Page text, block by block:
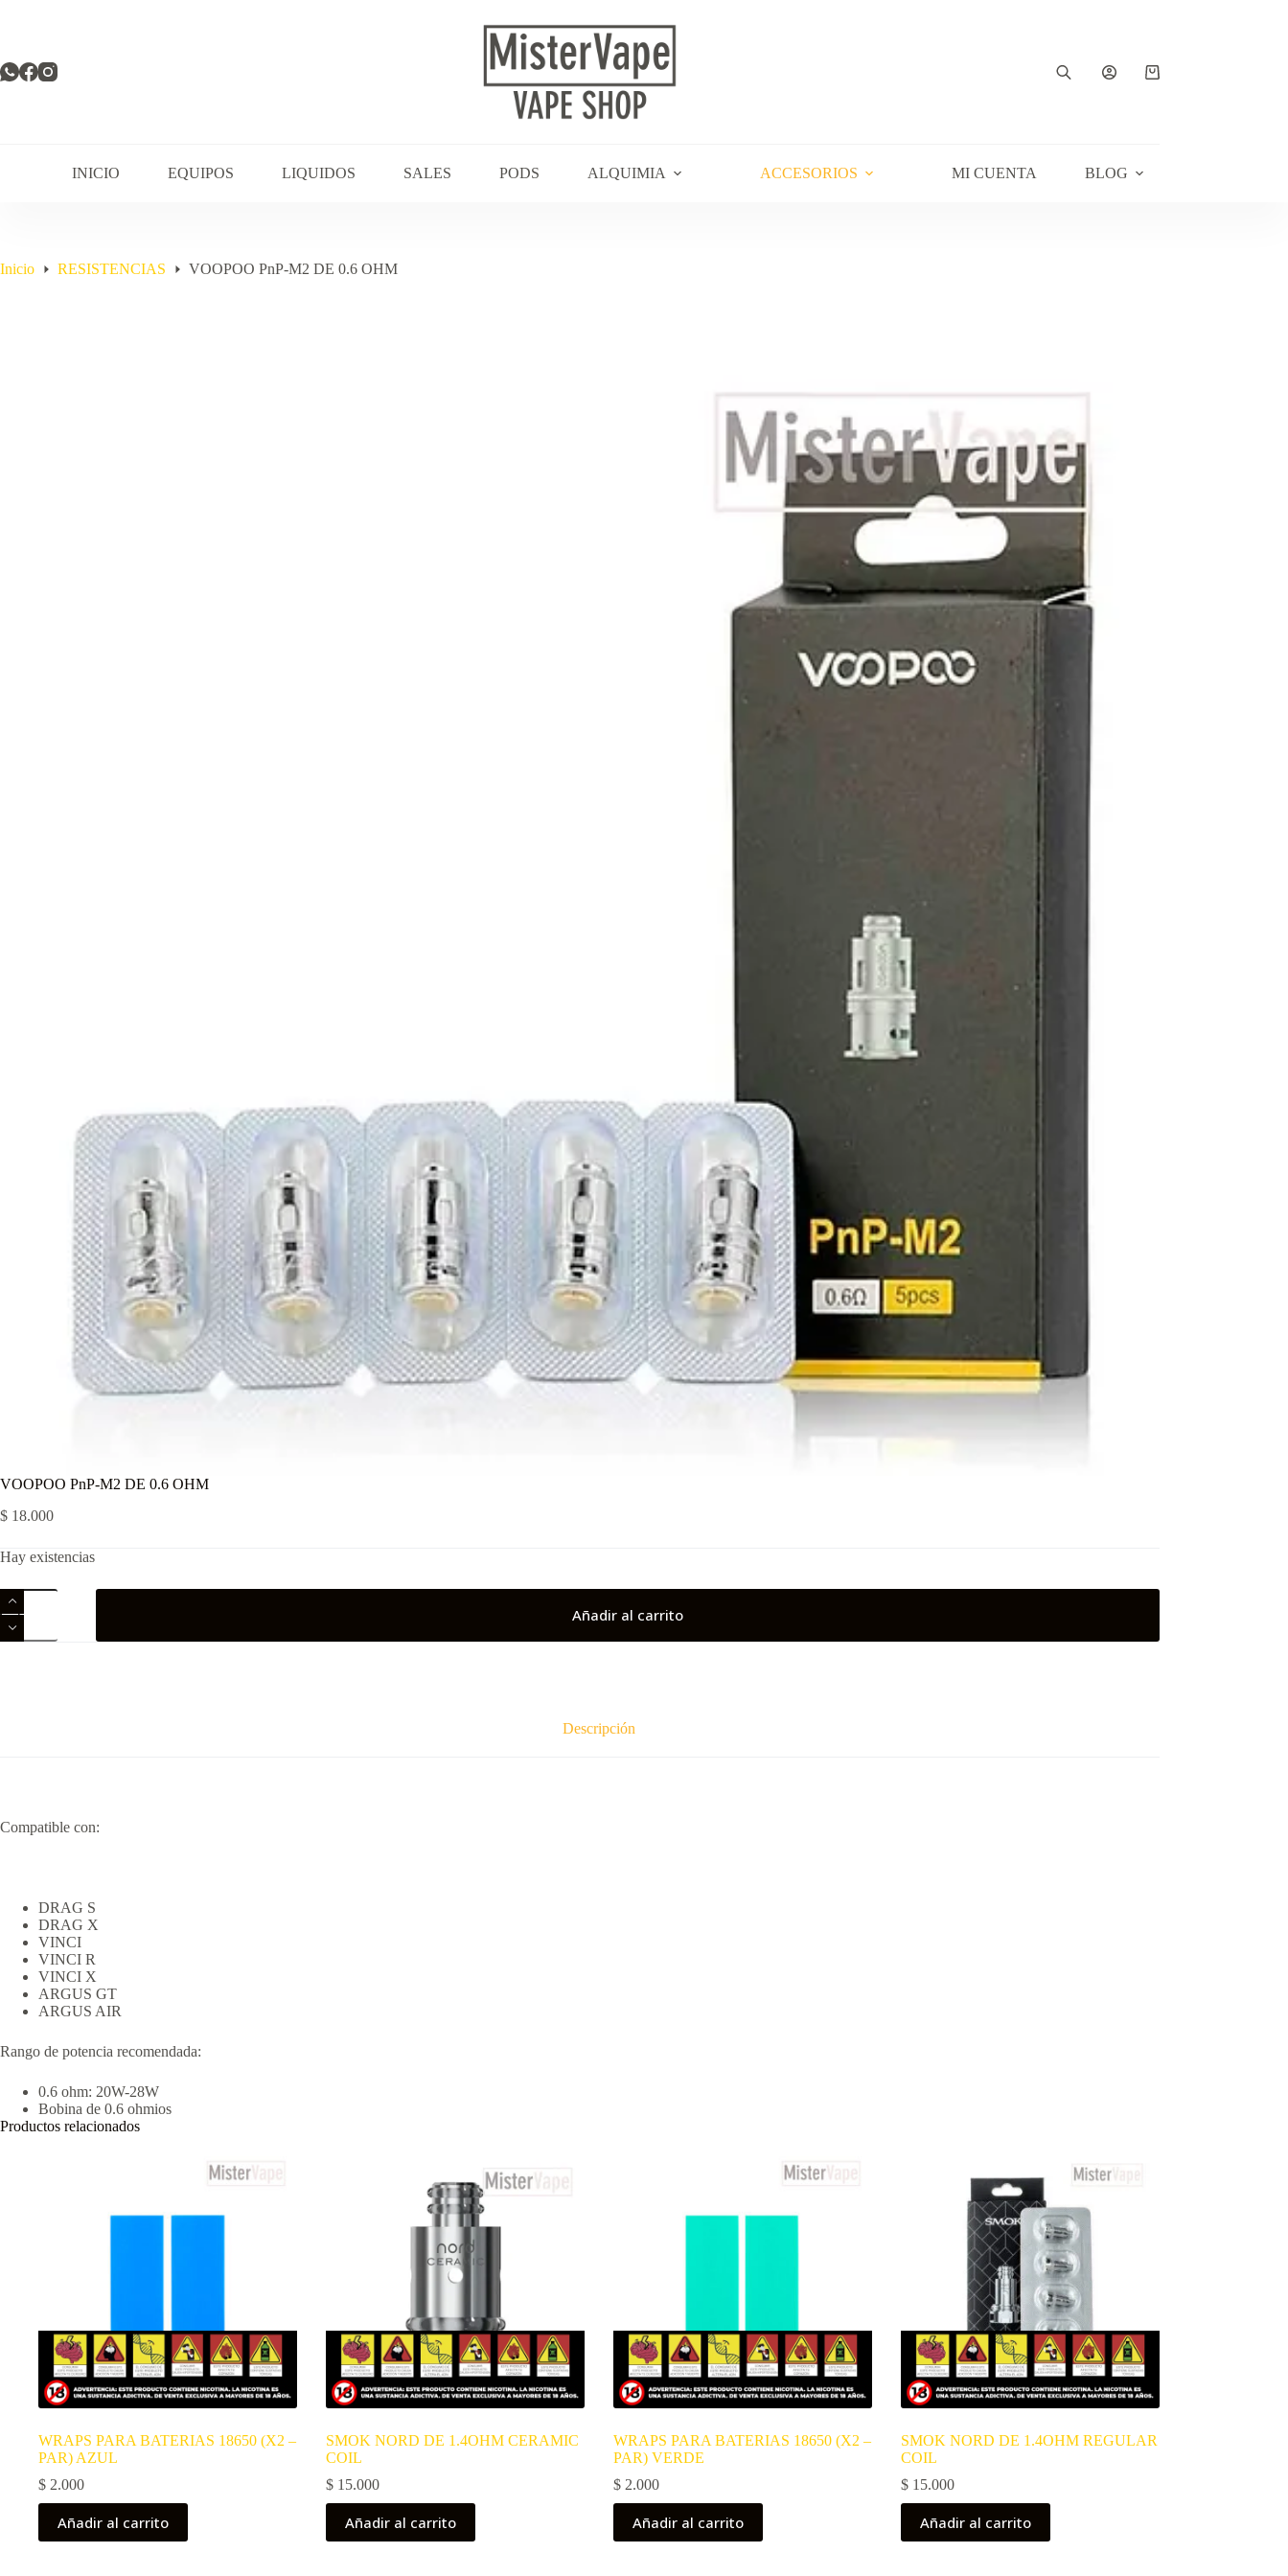
Carro
INICIO EQUIPOS LIQUIDOS SALES PODS ALQUIMIA ACCESORIOS MI CUENTA BLOG
Inicio RESISTENCIAS VOOPOO PnP-M2 DE 0.6 OHM
VOOPOO PnP-M2 DE 0.6 OHM
$ 18.000
Hay existencias
VOOPOO
PnP-
M2
DE
Añadir al carrito
Descripción
Compatible con:
DRAG S
DRAG X
VINCI
VINCI R
VINCI X
ARGUS GT
ARGUS AIR
Rango de potencia recomendada:
0.6 ohm: 20W-28W
Bobina de 0.6 ohmios
Productos relacionados
WRAPS PARA BATERIAS 18650 (X2 –
PAR) AZUL
$ 2.000
Añadir al carrito
SMOK NORD DE 1.4OHM CERAMIC
COIL
$15.000
Añadir al carrito
WRAPS PARA BATERIAS 18650 (X2 –
PAR) VERDE
$2.000
Añadir al carrito
SMOK NORD DE 1.4OHM REGULAR
COIL
$15.000
Añadir al carrito